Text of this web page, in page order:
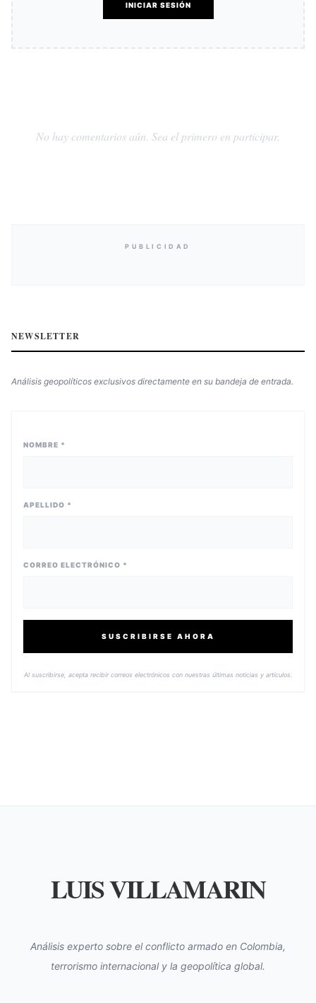
INICIAR SESIÓN
No hay comentarios aún. Sea el primero en participar.
PUBLICIDAD
NEWSLETTER
Análisis geopolíticos exclusivos directamente en su bandeja de entrada.
NOMBRE *
APELLIDO *
CORREO ELECTRÓNICO *
SUSCRIBIRSE AHORA
Al suscribirse, acepta recibir correos electrónicos con nuestras últimas noticias y artículos.
LUIS VILLAMARIN
Análisis experto sobre el conflicto armado en Colombia,
terrorismo internacional y la geopolítica global.